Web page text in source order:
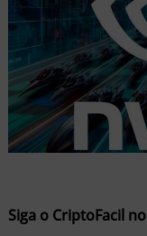
Siga o CriptoFacil no